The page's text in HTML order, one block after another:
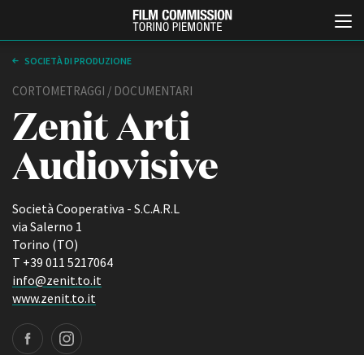
ABOUT
Chi siamo
Storia della Fondazione
Contatti
La sede
SOCIETÀ DI PRODUZIONE
CORTOMETRAGGI / DOCUMENTARI
Zenit Arti
Audiovisive
Società Cooperativa - S.C.A.R.L
via Salerno 1
Torino (TO)
T +39 011 5217064
info@zenit.to.it
www.zenit.to.it